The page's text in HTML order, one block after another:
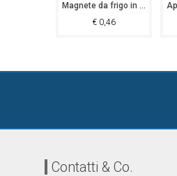
Magnete da frigo in latta Sarnath
€0,46
Contatti & Co.